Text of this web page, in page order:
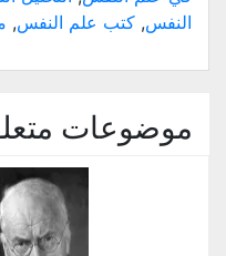
النفس, كتب علم النفس,
موضوعات